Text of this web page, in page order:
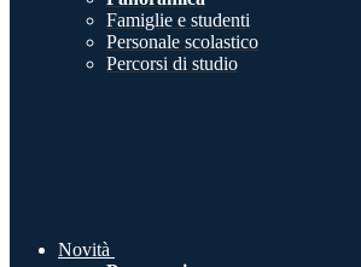
Famiglie e studenti
Personale scolastico
Percorsi di studio
Novità